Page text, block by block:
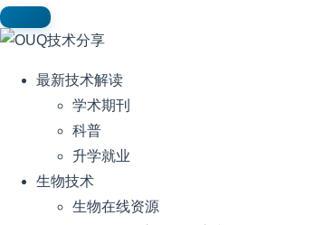
最新技术解读
学术期刊
科普
升学就业
生物技术
生物在线资源